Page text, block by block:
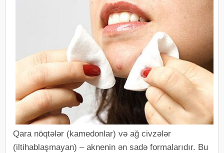
Qara nöqtələr (kamedonlar) və ağ civzələr
(iltihablaşmayan) – aknenin ən sadə formalarıdır. Bu